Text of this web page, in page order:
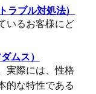
ラブル対処法）
いるお客様にど
ムス）
実際には、性格
的な特性である